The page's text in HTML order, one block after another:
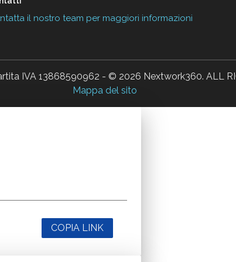
il nostro team per maggiori informazioni
IVA 13868590962 - © 2026 Nextwork360. ALL
Mappa del sito
COPIA LINK